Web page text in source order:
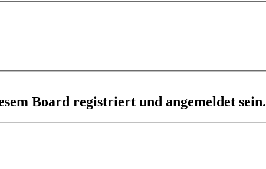
Board registriert und angemeldet sein.